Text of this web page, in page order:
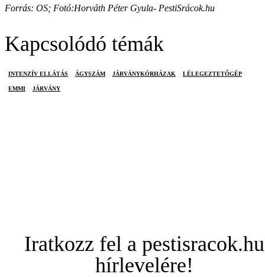
Forrás: OS; Fotó:Horváth Péter Gyula- PestiSrácok.hu
Kapcsolódó témák
INTENZÍV ELLÁTÁS ÁGYSZÁM JÁRVÁNYKÓRHÁZAK LÉLEGEZTETŐGÉP
EMMI JÁRVÁNY
Iratkozz fel a pestisracok.hu
hírlevelére!